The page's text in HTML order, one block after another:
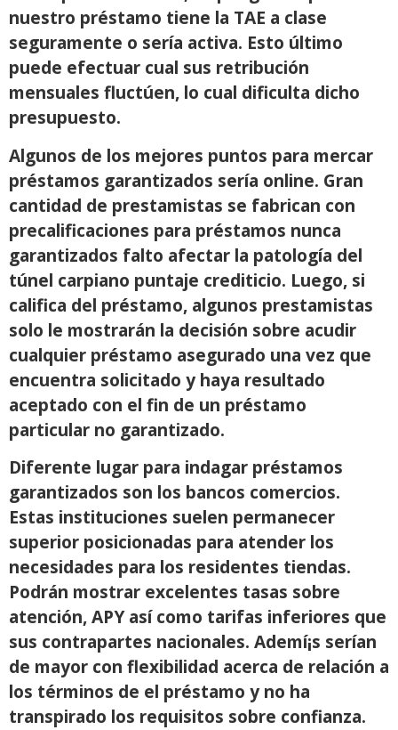
nuestro préstamo tiene la TAE a clase
seguramente o serí­a activa. Esto último
puede efectuar cual sus retribución
mensuales fluctúen, lo cual dificulta dicho
presupuesto.
Algunos de los mejores puntos para mercar
préstamos garantizados serí­a online. Gran
cantidad de prestamistas se fabrican con
precalificaciones para préstamos nunca
garantizados falto afectar la patologí­a del
túnel carpiano puntaje crediticio. Luego, si
califica del préstamo, algunos prestamistas
solo le mostrarán la decisión sobre acudir
cualquier préstamo asegurado una vez que
encuentra solicitado y haya resultado
aceptado con el fin de un préstamo
particular no garantizado.
Diferente lugar para indagar préstamos
garantizados son los bancos comercios.
Estas instituciones suelen permanecer
superior posicionadas para atender los
necesidades para los residentes tiendas.
Podrán mostrar excelentes tasas sobre
atención, APY así­ como tarifas inferiores que
sus contrapartes nacionales. Ademí¡s serían
de mayor con flexibilidad acerca de relación a
los términos de el préstamo y no ha
transpirado los requisitos sobre confianza.